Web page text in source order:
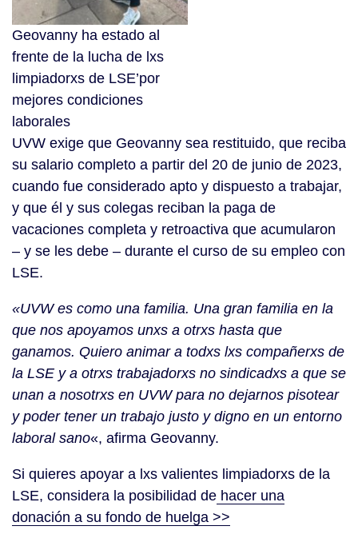
Geovanny ha estado al
frente de la lucha de lxs
limpiadorxs de LSE’por
mejores condiciones
laborales
UVW exige que Geovanny sea restituido, que reciba
su salario completo a partir del 20 de junio de 2023,
cuando fue considerado apto y dispuesto a trabajar,
y que él y sus colegas reciban la paga de
vacaciones completa y retroactiva que acumularon
– y se les debe – durante el curso de su empleo con
LSE.
«UVW es como una familia. Una gran familia en la
que nos apoyamos unxs a otrxs hasta que
ganamos. Quiero animar a todxs lxs compañerxs de
la LSE y a otrxs trabajadorxs no sindicadxs a que se
unan a nosotrxs en UVW para no dejarnos pisotear
y poder tener un trabajo justo y digno en un entorno
laboral sano«, afirma Geovanny.
Si quieres apoyar a lxs valientes limpiadorxs de la
LSE, considera la posibilidad de hacer una
donación a su fondo de huelga >>